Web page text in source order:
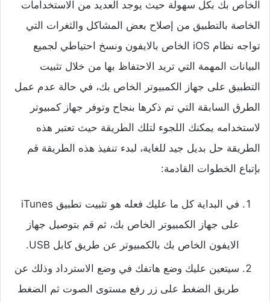
الخاص بك بكل سهولة حيث يوجد العديد من الاستخدامات
الخاصة بالتطبيق من إصلاح بعض المشاكل والثغرات التي
تواجه نظام iOS الخاص بالايفون ونسخ احتياطي لجميع
البيانات المهمة التي تريد الاحتفاظ بها من خلال تثبيت
التطبيق على جهاز الكمبيوتر الخاص بك، في حالة عدم عمل
الطرق السابقة التي تم ذكرها بنجاح وتوفر جهاز كمبيوتر
لاستخدامه يمكنك اللجوء لتلك الطريقة حيث تعتبر هذه
الطريقة حل بديل جيد للغاية، لبدء تنفيذ هذه الطريقة قم
بإتباع الخطوات القادمة:
في البداية كل ما عليك فعله هو تثبيت تطبيق iTunes
على جهاز الكمبيوتر الخاص بك، ثم قم بتوصيل جهاز
الايفون الخاص بك بالكمبيوتر عن طريق كابل USB.
سيتعين عليك وضع هاتفك في وضع الاسترداد وذلك عن
طريق الضغط على زر رفع مستوى الصوت ثم الضغط